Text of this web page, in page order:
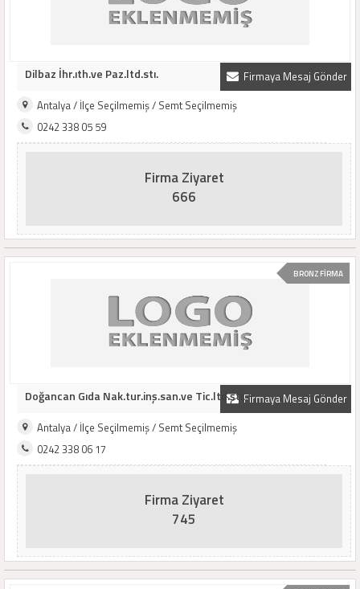
Firmaya Mesaj Gönder
Dilbaz İhr.ıth.ve Paz.ltd.stı.
Antalya / İlçe Seçilmemiş / Semt Seçilmemiş
0242 338 05 59
Firma Ziyaret
666
BRONZ FİRMA
Firmaya Mesaj Gönder
Doğancan Gıda Nak.tur.inş.san.ve Tic.ltd.şti.
Antalya / İlçe Seçilmemiş / Semt Seçilmemiş
0242 338 06 17
Firma Ziyaret
745